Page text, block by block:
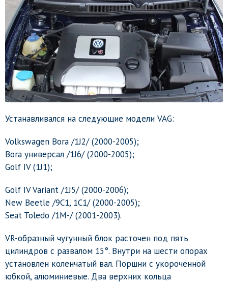
Устанавливался на следующие модели VAG:
Volkswagen Bora /1J2/ (2000-2005);
Bora универсал /1J6/ (2000-2005);
Golf IV (1J1);
Golf IV Variant /1J5/ (2000-2006);
New Beetle /9C1, 1C1/ (2000-2005);
Seat Toledo /1M-/ (2001-2003).
VR-образный чугунный блок расточен под пять
цилиндров с развалом 15°. Внутри на шести опорах
установлен коленчатый вал. Поршни с укороченной
юбкой, алюминиевые. Два верхних кольца